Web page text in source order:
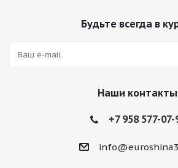
Будьте всегда в
Наши контакты
+7 958 577-07-